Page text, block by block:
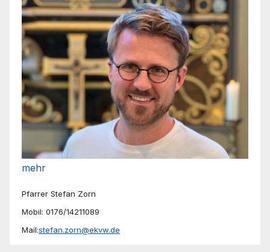
mehr
Pfarrer Stefan Zorn
Mobil: 0176/14211089
Mail:stefan.zorn@ekvw.de